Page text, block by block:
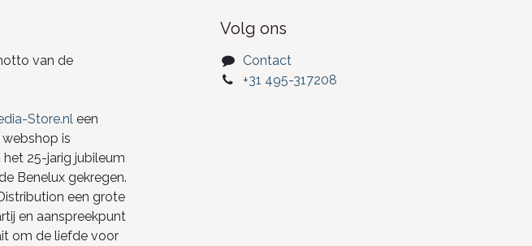
van de
Store.nleen
is
25-jarig jubileum
Benelux gekregen.
een grote
en aanspreekpunt
om de liefde voor
Volg ons
Contact
+31 495-317208